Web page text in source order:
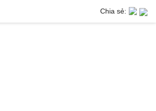
Chia sẻ: